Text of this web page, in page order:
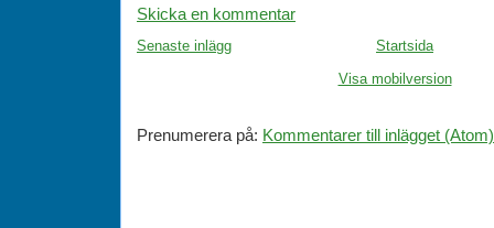
Skicka en kommentar
Senaste inlägg
Startsida
Visa mobilversion
Prenumerera på: Kommentarer till inlägget (Atom)